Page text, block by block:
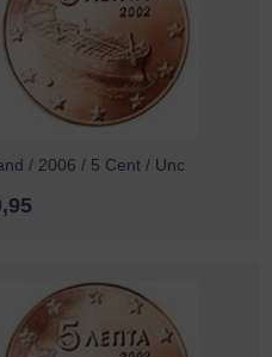
/ 2006 / 5 Cent / Unc